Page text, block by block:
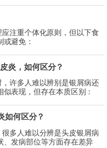
重个体化原则，但以下食
避免：
炎，如何区分？
多人难以辨别是银屑病还
表现，但存在本质区别：
如何区分？
人难以分辨是头皮银屑病
、发病部位等方面存在差异